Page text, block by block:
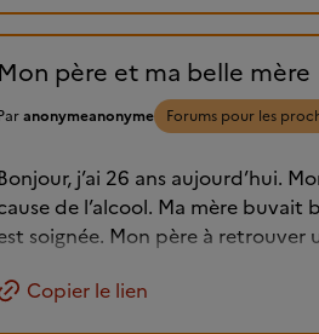
Mon père et ma belle mère
anonymeanonyme Forums pour les
j’ai 26 ans aujourd’hui.
de l’alcool. Ma mère buvait
soignée. Mon père à retrouver
Copier le lien